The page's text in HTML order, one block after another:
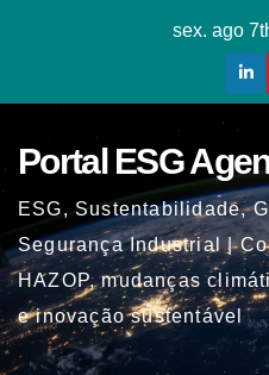
sex. ago
Portal ESG
ESG, Sustentabilidade,
Segurança Industrial |
HAZOP, mudanças
e inovação sustentável